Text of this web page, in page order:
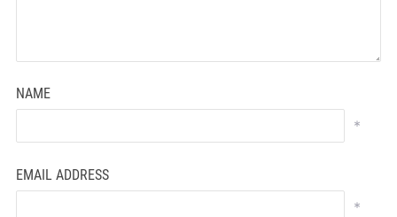
NAME
*
EMAIL ADDRESS
*